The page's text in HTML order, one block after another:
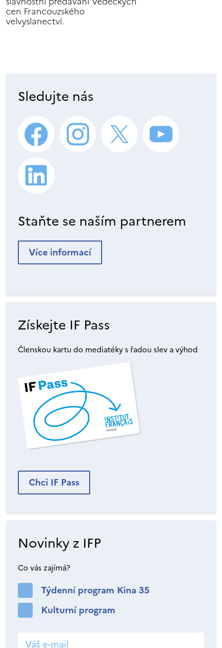
cen Francouzského
velvyslanectví.
Sledujte nás
Staňte se naším partnerem
Více informací
Získejte IF Pass
Členskou kartu do mediatéky s řadou slev a výhod
Chci IF Pass
Novinky z IFP
Co vás zajímá?
Týdenní program Kina 35
Kulturní program